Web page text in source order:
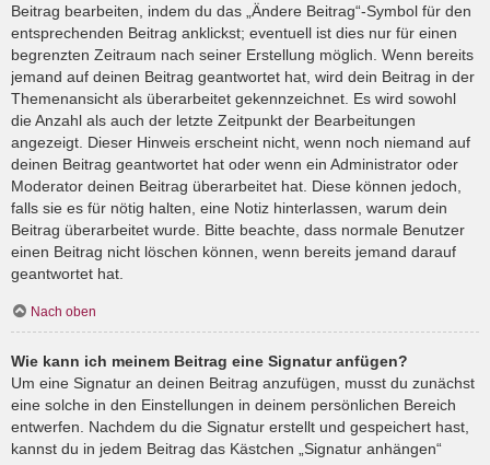
Beitrag bearbeiten, indem du das „Ändere Beitrag“-Symbol für den
entsprechenden Beitrag anklickst; eventuell ist dies nur für einen
begrenzten Zeitraum nach seiner Erstellung möglich. Wenn bereits
jemand auf deinen Beitrag geantwortet hat, wird dein Beitrag in der
Themenansicht als überarbeitet gekennzeichnet. Es wird sowohl
die Anzahl als auch der letzte Zeitpunkt der Bearbeitungen
angezeigt. Dieser Hinweis erscheint nicht, wenn noch niemand auf
deinen Beitrag geantwortet hat oder wenn ein Administrator oder
Moderator deinen Beitrag überarbeitet hat. Diese können jedoch,
falls sie es für nötig halten, eine Notiz hinterlassen, warum dein
Beitrag überarbeitet wurde. Bitte beachte, dass normale Benutzer
einen Beitrag nicht löschen können, wenn bereits jemand darauf
geantwortet hat.
Nach oben
Wie kann ich meinem Beitrag eine Signatur anfügen?
Um eine Signatur an deinen Beitrag anzufügen, musst du zunächst
eine solche in den Einstellungen in deinem persönlichen Bereich
entwerfen. Nachdem du die Signatur erstellt und gespeichert hast,
kannst du in jedem Beitrag das Kästchen „Signatur anhängen“